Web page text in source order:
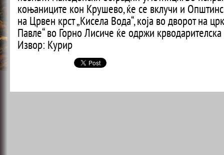
коњаниците кон Крушево, ќе се вклучи и
на Црвен крст „Кисела Вода“, која во дворот на
Павле“ во Горно Лисиче ќе одржи крводарителска
Извор: Курир